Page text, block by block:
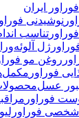
فوراور ایران
نوشیدنی
تناسب
ژل
روغن مو